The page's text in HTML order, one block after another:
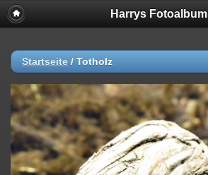
Harrys Fotoalbum
Startseite / Totholz